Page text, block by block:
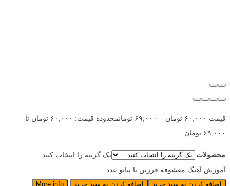
قیمت ۶۰,۰۰۰ تومان – ۶۹,۰۰۰ تومان
محدوده قیمت: ۶۰,۰۰۰ تومان تا
۶۹,۰۰۰ تومان
محصولات
یک گزینه را انتخاب کنید
آموزش آهنگ معشوقه فرزین با پیانو عدد
اضافه کردن به سبد خرید اضافه کردن به سبد خرید More info